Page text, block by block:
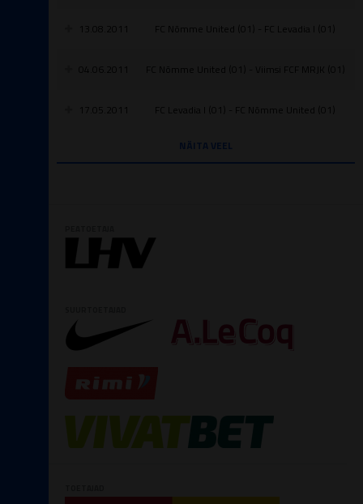
13.08.2011 FC Nõmme United (01) - FC Levadia I (01)
04.06.2011 FC Nõmme United (01) - Viimsi FCF MRJK (01)
17.05.2011 FC Levadia I (01) - FC Nõmme United (01)
NÄITA VEEL